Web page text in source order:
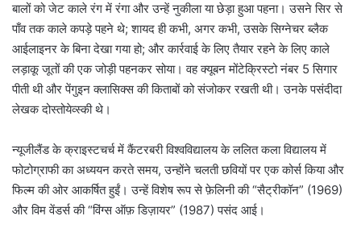
बालों को जेट काले रंग में रंगा और उन्हें नुकीला या छेड़ा हुआ पहना। उसने सिर से
पाँव तक काले कपड़े पहने थे; शायद ही कभी, अगर कभी, उसके सिग्नेचर ब्लैक
आईलाइनर के बिना देखा गया हो; और कार्रवाई के लिए तैयार रहने के लिए काले
लड़ाकू जूतों की एक जोड़ी पहनकर सोया। वह क्यूबन मोंटेक्रिस्टो नंबर 5 सिगार
पीती थी और पेंगुइन क्लासिक्स की किताबों को संजोकर रखती थी। उनके पसंदीदा
लेखक दोस्तोयेव्स्की थे।
न्यूजीलैंड के क्राइस्टचर्च में कैंटरबरी विश्वविद्यालय के ललित कला विद्यालय में
फोटोग्राफी का अध्ययन करते समय, उन्होंने चलती छवियों पर एक कोर्स किया और
फिल्म की ओर आकर्षित हुईं। उन्हें विशेष रूप से फ़ेलिनी की “सैट्रीकॉन” (1969)
और विम वेंडर्स की “विंग्स ऑफ़ डिज़ायर” (1987) पसंद आई।